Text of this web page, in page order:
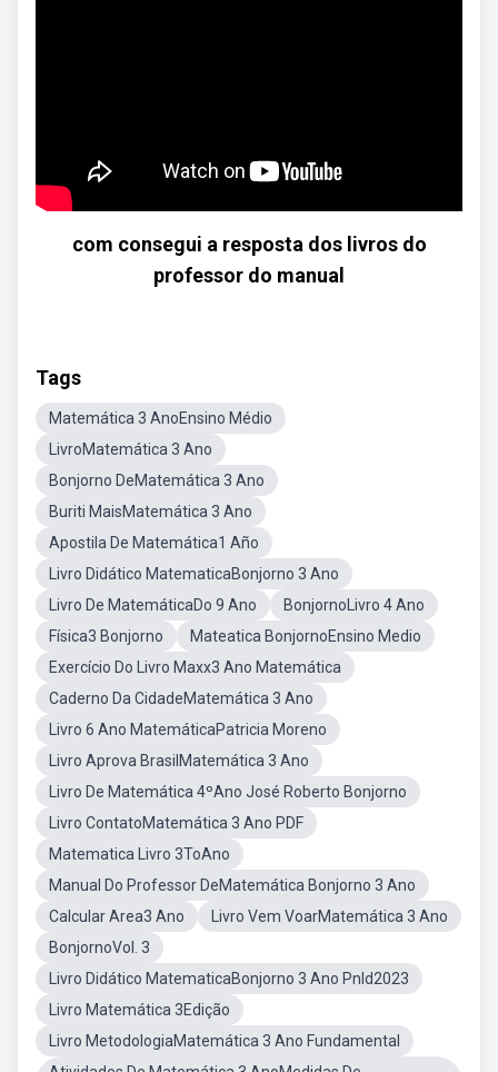
com consegui a resposta dos livros do
professor do manual
Tags
Matemática 3 AnoEnsino Médio
LivroMatemática 3 Ano
Bonjorno DeMatemática 3 Ano
Buriti MaisMatemática 3 Ano
Apostila De Matemática1 Año
Livro Didático MatematicaBonjorno 3 Ano
Livro De MatemáticaDo 9 Ano
BonjornoLivro 4 Ano
Física3 Bonjorno
Mateatica BonjornoEnsino Medio
Exercício Do Livro Maxx3 Ano Matemática
Caderno Da CidadeMatemática 3 Ano
Livro 6 Ano MatemáticaPatricia Moreno
Livro Aprova BrasilMatemática 3 Ano
Livro De Matemática 4ºAno José Roberto Bonjorno
Livro ContatoMatemática 3 Ano PDF
Matematica Livro 3ToAno
Manual Do Professor DeMatemática Bonjorno 3 Ano
Calcular Area3 Ano
Livro Vem VoarMatemática 3 Ano
BonjornoVol. 3
Livro Didático MatematicaBonjorno 3 Ano Pnld2023
Livro Matemática 3Edição
Livro MetodologiaMatemática 3 Ano Fundamental